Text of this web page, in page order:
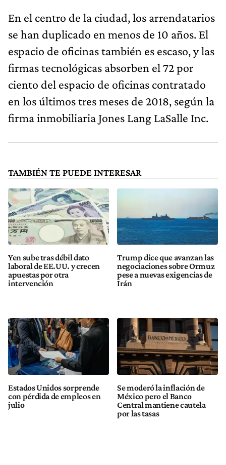
En el centro de la ciudad, los arrendatarios
se han duplicado en menos de 10 años. El
espacio de oficinas también es escaso, y las
firmas tecnológicas absorben el 72 por
ciento del espacio de oficinas contratado
en los últimos tres meses de 2018, según la
firma inmobiliaria Jones Lang LaSalle Inc.
TAMBIÉN TE PUEDE INTERESAR
Yen sube tras débil dato
laboral de EE.UU. y crecen
apuestas por otra
intervención
Trump dice que avanzan las
negociaciones sobre Ormuz
pese a nuevas exigencias de
Irán
Estados Unidos sorprende
con pérdida de empleos en
julio
Se moderó la inflación de
México pero el Banco
Central mantiene cautela
por las tasas